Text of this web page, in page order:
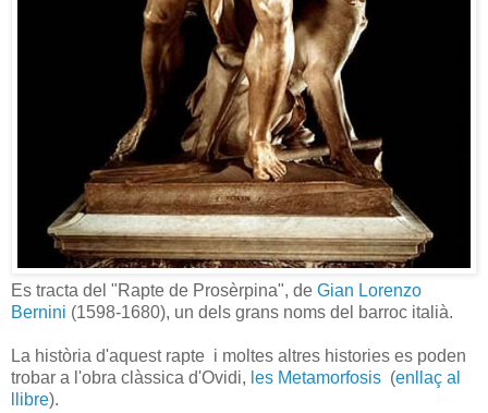
Es tracta del "Rapte de Prosèrpina", de Gian Lorenzo
Bernini (1598-1680), un dels grans noms del barroc italià.
La història d'aquest rapte i moltes altres histories es poden
trobar a l'obra clàssica d'Ovidi, les Metamorfosis (enllaç al
llibre).